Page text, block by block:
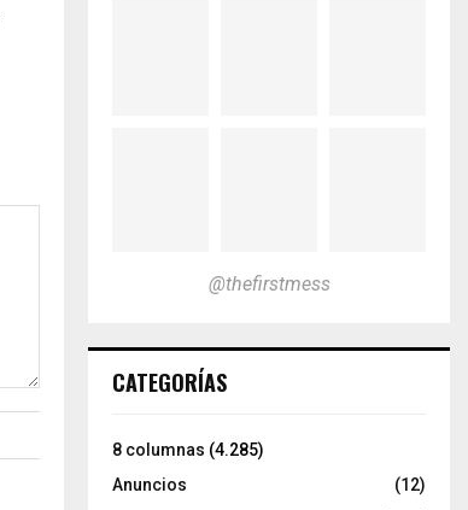
@thefirstmess
CATEGORÍAS
8 columnas (4.285)
Anuncios
(12)